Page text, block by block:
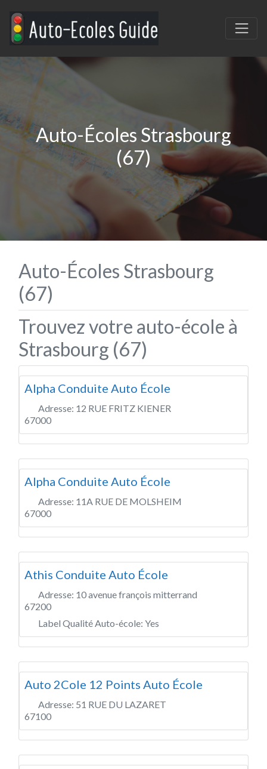
Auto-Écoles Strasbourg
(67)
Auto-Écoles Strasbourg
(67)
Trouvez votre auto-école à
Strasbourg (67)
Alpha Conduite Auto École
Adresse: 12 RUE FRITZ KIENER
67000
Alpha Conduite Auto École
Adresse: 11A RUE DE MOLSHEIM
67000
Athis Conduite Auto École
Adresse: 10 avenue françois mitterrand
67200
Label Qualité Auto-école: Yes
Auto 2Cole 12 Points Auto École
Adresse: 51 RUE DU LAZARET
67100